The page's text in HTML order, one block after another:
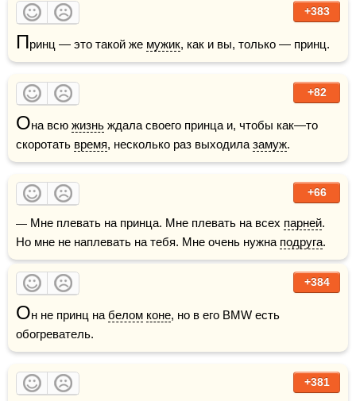
+383
Принц — это такой же мужик, как и вы, только — принц.
+82
Она всю жизнь ждала своего принца и, чтобы как—то
скоротать время, несколько раз выходила замуж.
+66
— Мне плевать на принца. Мне плевать на всех парней.
Но мне не наплевать на тебя. Мне очень нужна подруга.
+384
Он не принц на белом коне, но в его BMW есть
обогреватель.
+381